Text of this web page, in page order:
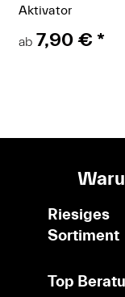
Aktivator
ab 7,90 €*
Riesiges
Sortiment
Top